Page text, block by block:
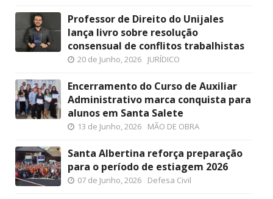
Professor de Direito do Unijales
lança livro sobre resolução
consensual de conflitos trabalhistas
20 de Junho, 2026 JURÍDICO
Encerramento do Curso de Auxiliar
Administrativo marca conquista para
alunos em Santa Salete
13 de Junho, 2026 MÃO DE OBRA
Santa Albertina reforça preparação
para o período de estiagem 2026
07 de Junho, 2026 Defesa Civil